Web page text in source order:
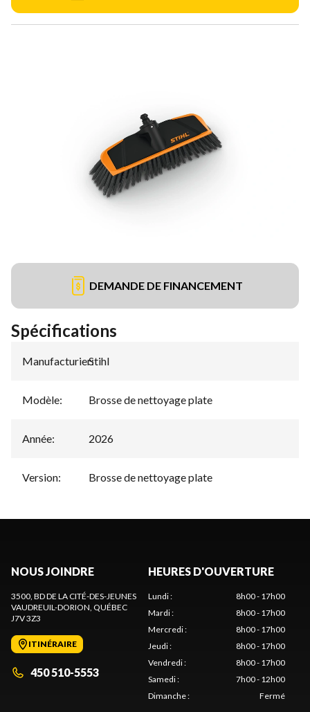
DEMANDE DE FINANCEMENT
Spécifications
Manufacturier:
Stihl
Modèle: Brosse de nettoyage plate
Année: 2026
Version: Brosse de nettoyage plate
NOUS JOINDRE
3500, BD DE LA CITÉ-DES-JEUNES
VAUDREUIL-DORION, QUÉBEC
J7V 3Z3
ITINÉRAIRE
450 510-5553
HEURES D'OUVERTURE
Lundi:
8h00 - 17h00
Mardi:
8h00 - 17h00
Mercredi:
8h00 - 17h00
Jeudi:
8h00 - 17h00
Vendredi:
8h00 - 17h00
Samedi:
7h00 - 12h00
Dimanche: Fermé